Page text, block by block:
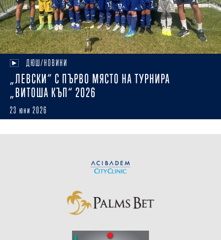
ДЮШ/НОВИНИ
„ЛЕВСКИ“ С ПЪРВО МЯСТО НА ТУРНИРА
„ВИТОША КЪП“ 2026
23 юни 2026